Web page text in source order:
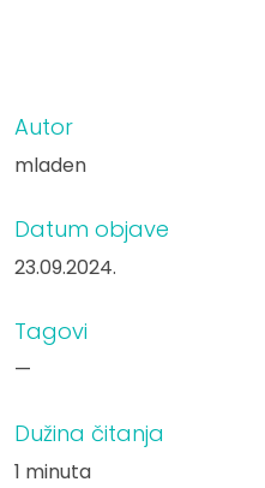
Autor
mladen
Datum objave
23.09.2024.
Tagovi
—
Dužina čitanja
1 minuta